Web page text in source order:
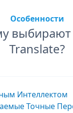
Особенности
выбирают
Translate?
Интеллектом
Точные